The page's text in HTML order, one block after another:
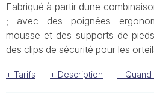
Fabriqué à partir dune
; avec des poignées
mousse et des supports de
des clips de sécurité pour les
+ Tarifs + Description +